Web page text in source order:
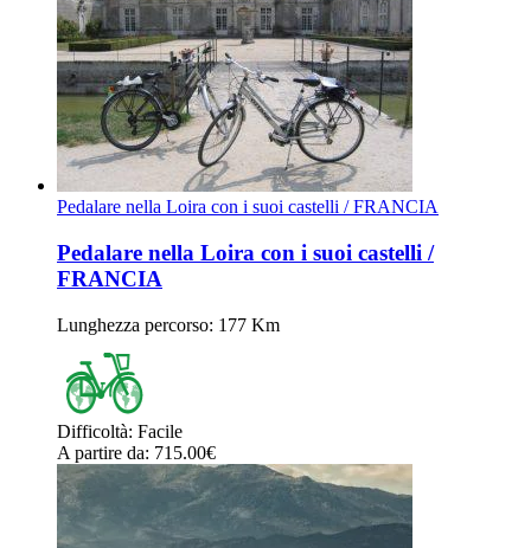
Pedalare nella Loira con i suoi castelli / FRANCIA
Pedalare nella Loira con i suoi castelli /
FRANCIA
Lunghezza percorso: 177 Km
Difficoltà: Facile
A partire da: 715.00€